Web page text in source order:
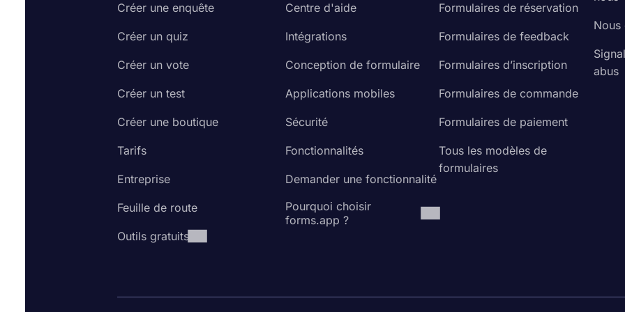
Créer une enquête
Créer un quiz
Créer un vote
Créer un test
Créer une boutique
Tarifs
Entreprise
Feuille de route
Outils gratuits
Centre d'aide
Intégrations
Conception de formulaire
Applications mobiles
Sécurité
Fonctionnalités
Demander une fonctionnalité
Pourquoi choisir
forms.app ?
Formulaires de réservation
Formulaires de feedback
Formulaires d’inscription
Formulaires de commande
Formulaires de paiement
Tous les modèles de
formulaires
Nous
abus